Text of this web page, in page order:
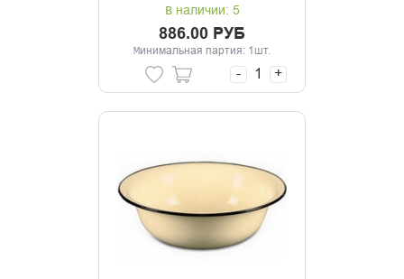
В наличии: 5
886.00 РУБ
Минимальная партия: 1шт.
- +